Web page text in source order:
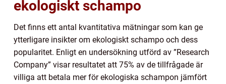
ekologiskt schampo
Det finns ett antal kvantitativa mätningar som kan ge
ytterligare insikter om ekologiskt schampo och dess
popularitet. Enligt en undersökning utförd av ”Research
Company” visar resultatet att 75% av de tillfrågade är
villiga att betala mer för ekologiska schampon jämfört